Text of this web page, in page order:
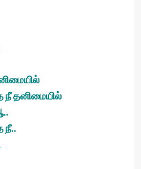
தனிமையில்